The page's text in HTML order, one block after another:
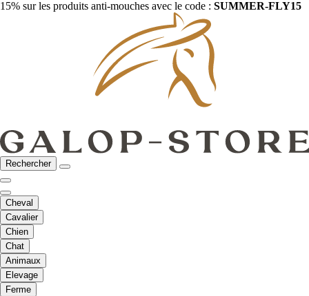
15% sur les produits anti-mouches avec le code : SUMMER-FLY15
Rechercher
Cheval
Cavalier
Chien
Chat
Animaux
Elevage
Ferme